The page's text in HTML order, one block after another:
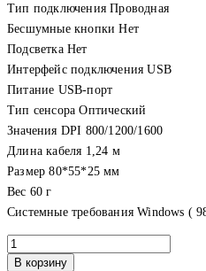
Тип подключения Проводная
Бесшумные кнопки Нет
Подсветка Нет
Интерфейс подключения USB
Питание USB-порт
Тип сенсора Оптический
Значения DPI 800/1200/1600
Длина кабеля 1,24 м
Размер 80*55*25 мм
Вес 60 г
Системные требования Windows (
Количество
товара
В корзину